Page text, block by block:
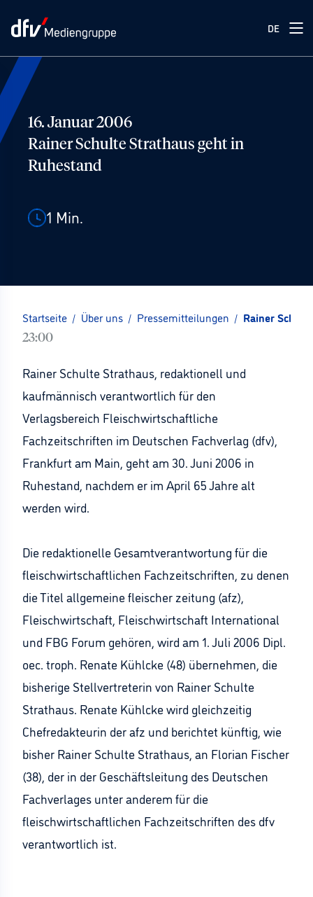
DE
16. Januar 2006
Rainer Schulte Strathaus geht in
Ruhestand
1 Min.
Startseite / Über uns / Pressemitteilungen / Rainer
23:00
Rainer Schulte Strathaus, redaktionell und
kaufmännisch verantwortlich für den
Verlagsbereich Fleischwirtschaftliche
Fachzeitschriften im Deutschen Fachverlag (dfv),
Frankfurt am Main, geht am 30. Juni 2006 in
Ruhestand, nachdem er im April 65 Jahre alt
werden wird.
Die redaktionelle Gesamtverantwortung für die
fleischwirtschaftlichen Fachzeitschriften, zu denen
die Titel allgemeine fleischer zeitung (afz),
Fleischwirtschaft, Fleischwirtschaft International
und FBG Forum gehören, wird am 1. Juli 2006 Dipl.
oec. troph. Renate Kühlcke (48) übernehmen, die
bisherige Stellvertreterin von Rainer Schulte
Strathaus. Renate Kühlcke wird gleichzeitig
Chefredakteurin der afz und berichtet künftig, wie
bisher Rainer Schulte Strathaus, an Florian Fischer
(38), der in der Geschäftsleitung des Deutschen
Fachverlages unter anderem für die
fleischwirtschaftlichen Fachzeitschriften des dfv
verantwortlich ist.